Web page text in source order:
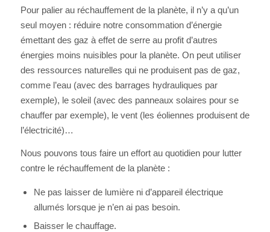
Pour palier au réchauffement de la planète, il n’y a qu’un
seul moyen : réduire notre consommation d’énergie
émettant des gaz à effet de serre au profit d’autres
énergies moins nuisibles pour la planète. On peut utiliser
des ressources naturelles qui ne produisent pas de gaz,
comme l’eau (avec des barrages hydrauliques par
exemple), le soleil (avec des panneaux solaires pour se
chauffer par exemple), le vent (les éoliennes produisent de
l’électricité)…
Nous pouvons tous faire un effort au quotidien pour lutter
contre le réchauffement de la planète :
Ne pas laisser de lumière ni d’appareil électrique
allumés lorsque je n’en ai pas besoin.
Baisser le chauffage.